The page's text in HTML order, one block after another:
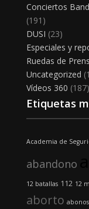
Conciertos
(191)
DUSI (23)
Especiales y
Ruedas de
Uncategorized
Vídeos 360 (187)
Etiquetas
Academia de
abandono
12 batallas 112 12
aborto abonos